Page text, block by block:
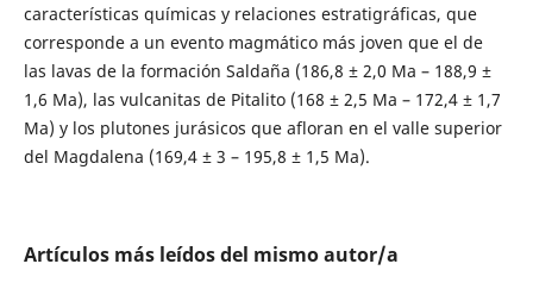
características químicas y relaciones estratigráficas, que
corresponde a un evento magmático más joven que el de
las lavas de la formación Saldaña (186,8 ± 2,0 Ma – 188,9 ±
1,6 Ma), las vulcanitas de Pitalito (168 ± 2,5 Ma – 172,4 ± 1,7
Ma) y los plutones jurásicos que afloran en el valle superior
del Magdalena (169,4 ± 3 – 195,8 ± 1,5 Ma).
Artículos más leídos del mismo autor/a